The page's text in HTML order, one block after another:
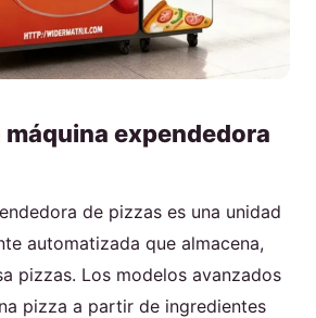
máquina expendedora
de pizzas es una unidad
automatizada que almacena,
pizzas. Los modelos avanzados
pizza a partir de ingredientes